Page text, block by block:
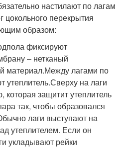
настилают по лагам
цокольного перекрытия
образом:
фиксируют
– нетканый
материал.Между лагами по
утеплитель.Сверху на лаги
защитит утеплитель
так, чтобы образовался
лаги выступают на
утеплителем. Если он
укладывают рейки